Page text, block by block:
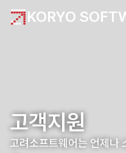
KORYO
고객지원
고려소프트웨어는 언제나